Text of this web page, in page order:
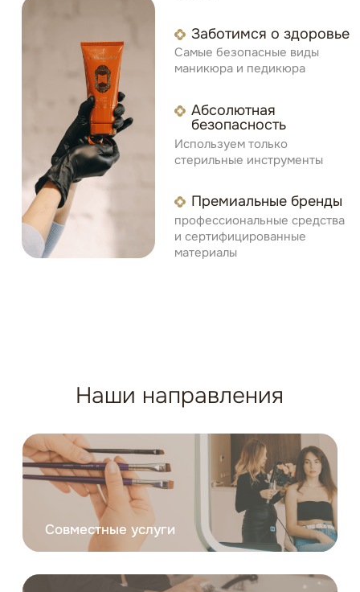
Политика конфиденциальности
Подарочные карты
Прайс-лист
Цены, указанные на сайте, носят исключительно информативный
характер и не являются публичной офертой, определяемой
положениями Статьи 437 (2) ГК РФ
beauty.natural42@mail.ru
© 2026 ИП ХАСАНОВА Е. В.
* Meta признана экстремистской организацией и
запрещена на территории России